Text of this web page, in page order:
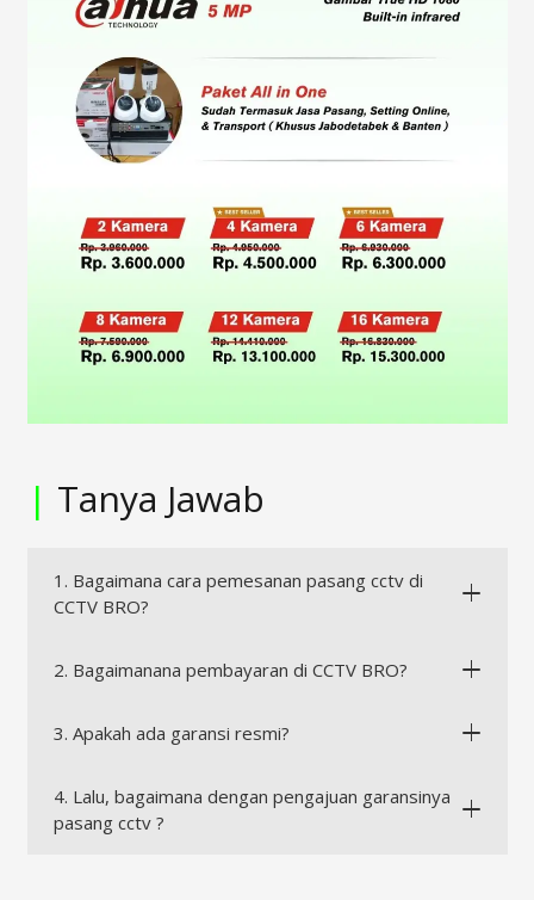
| Tanya Jawab
1. Bagaimana cara pemesanan pasang cctv di
CCTV BRO?
2. Bagaimanana pembayaran di CCTV BRO?
3. Apakah ada garansi resmi?
4. Lalu, bagaimana dengan pengajuan garansinya
pasang cctv ?